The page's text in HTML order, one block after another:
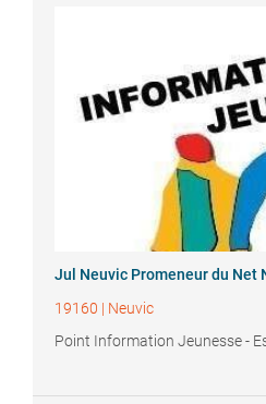
Jul Neuvic Promeneur du Net
19160 | Neuvic
Point Information Jeunesse -